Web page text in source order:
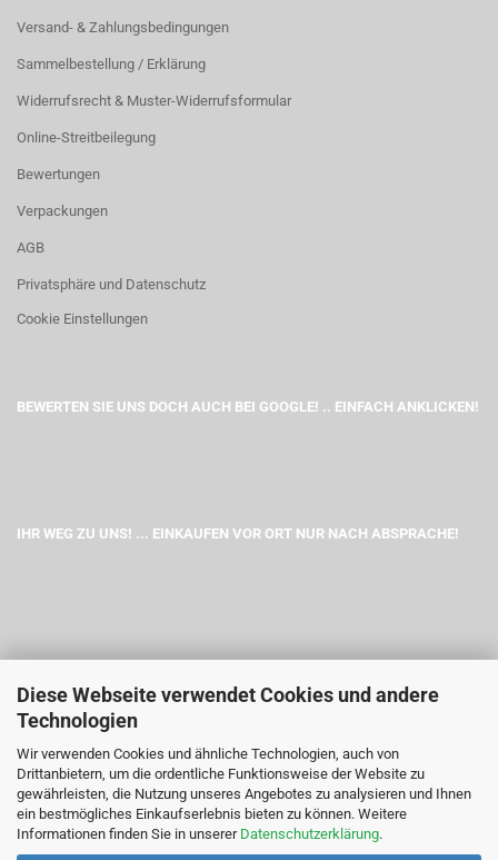
Diese Webseite verwendet Cookies und andere
Technologien
Wir verwenden Cookies und ähnliche Technologien, auch von
Drittanbietern, um die ordentliche Funktionsweise der Website zu
gewährleisten, die Nutzung unseres Angebotes zu analysieren und Ihnen
ein bestmögliches Einkaufserlebnis bieten zu können. Weitere
Informationen finden Sie in unserer Datenschutzerklärung.
Versand- & Zahlungsbedingungen
Sammelbestellung / Erklärung
Widerrufsrecht & Muster-Widerrufsformular
Online-Streitbeilegung
Bewertungen
Verpackungen
AGB
Privatsphäre und Datenschutz
Cookie Einstellungen
BEWERTEN SIE UNS DOCH AUCH BEI GOOGLE! .. EINFACH ANKLICKEN!
IHR WEG ZU UNS! ... EINKAUFEN VOR ORT NUR NACH ABSPRACHE!